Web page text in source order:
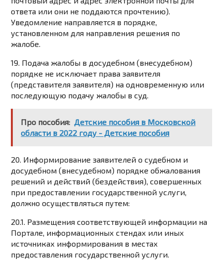
ответа или они не поддаются прочтению).
Уведомление направляется в порядке,
установленном для направления решения по
жалобе.
19. Подача жалобы в досудебном (внесудебном)
порядке не исключает права заявителя
(представителя заявителя) на одновременную или
последующую подачу жалобы в суд.
Про пособия: Детские пособия в Московской
области в 2022 году - Детские пособия
20. Информирование заявителей о судебном и
досудебном (внесудебном) порядке обжалования
решений и действий (бездействия), совершенных
при предоставлении государственной услуги,
должно осуществляться путем:
20.1. Размещения соответствующей информации на
Портале, информационных стендах или иных
источниках информирования в местах
предоставления государственной услуги.